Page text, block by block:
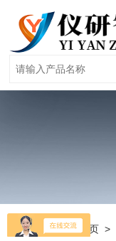
当前位置： 首页 >